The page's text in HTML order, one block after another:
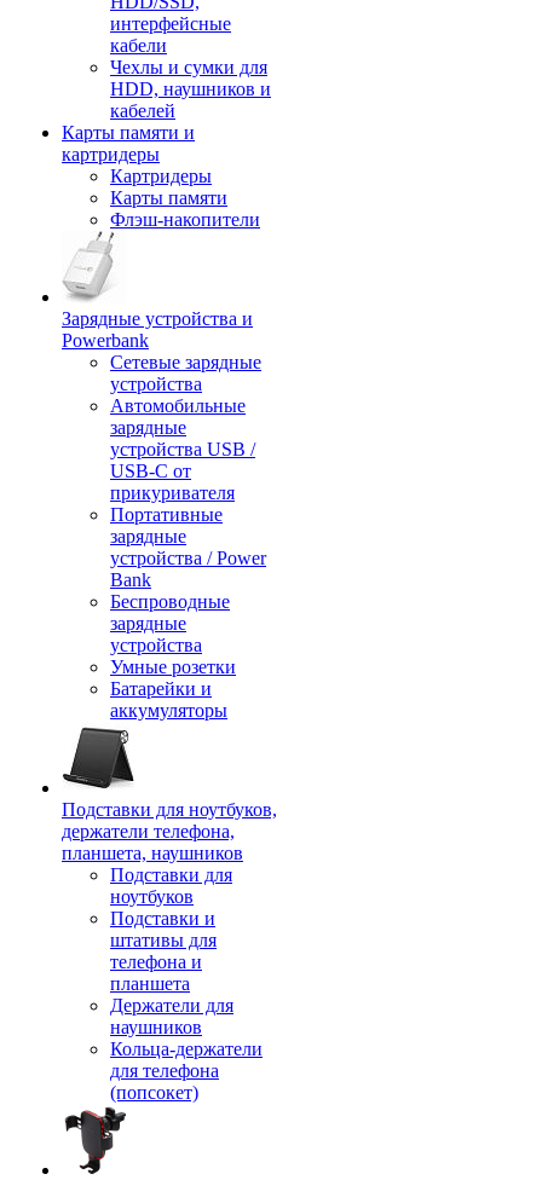
интерфейсные
кабели
Чехлы и сумки для
HDD, наушников и
кабелей
Карты памяти и
картридеры
Картридеры
Карты памяти
Флэш-накопители
Зарядные устройства и
Powerbank
Сетевые зарядные
устройства
Автомобильные
зарядные
устройства USB /
USB-C от
прикуривателя
Портативные
зарядные
устройства / Power
Bank
Беспроводные
зарядные
устройства
Умные розетки
Батарейки и
аккумуляторы
Подставки для ноутбуков,
держатели телефона,
планшета, наушников
Подставки для
ноутбуков
Подставки и
штативы для
телефона и
планшета
Держатели для
наушников
Кольца-держатели
для телефона
(попсокет)